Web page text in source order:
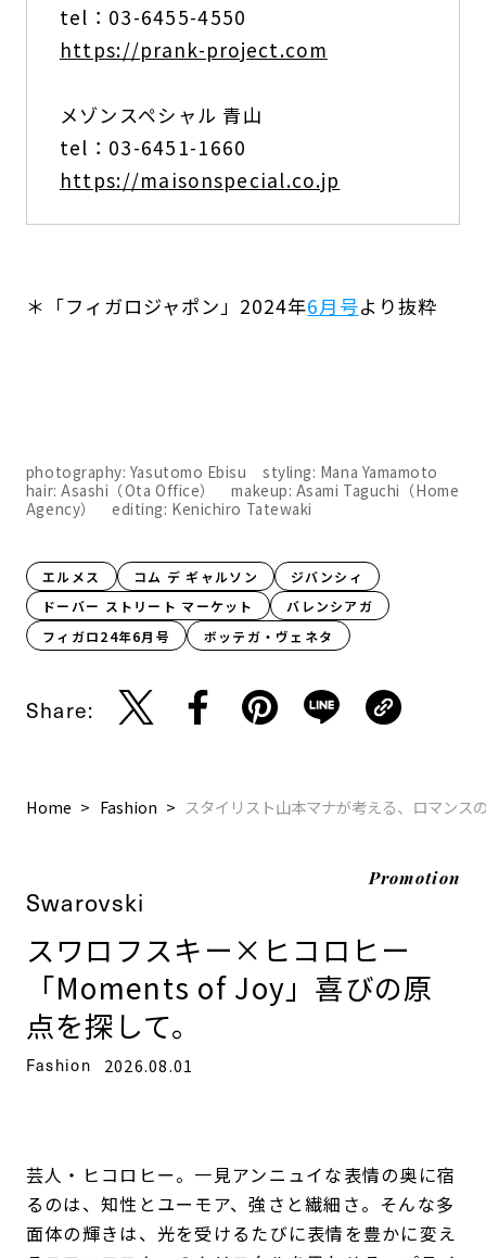
tel：03-6455-4550
https://prank-project.com
メゾンスペシャル 青山
tel：03-6451-1660
https://maisonspecial.co.jp
＊「フィガロジャポン」2024年6月号より抜粋
photography: Yasutomo Ebisu styling: Mana Yamamoto
hair: Asashi（Ota Office） makeup: Asami Taguchi（Home
Agency） editing: Kenichiro Tatewaki
エルメス コム デ ギャルソン
ジバンシィ
ドーバー ストリート マーケット
バレンシアガ
フィガロ24年6月号
ボッテガ・ヴェネタ
Share:
Home Fashion スタイリスト山本マナが考える、ロマンス
Promotion
Swarovski
スワロフスキー×ヒコロヒー
「Moments of Joy」喜びの原
点を探して。
Fashion 2026.08.01
芸人・ヒコロヒー。一見アンニュイな表情の奥に宿
るのは、知性とユーモア、強さと繊細さ。そんな多
面体の輝きは、光を受けるたびに表情を豊かに変え